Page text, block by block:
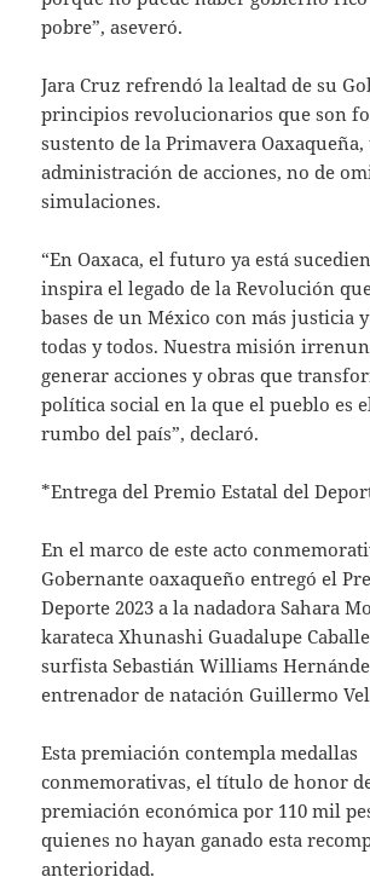
pobre”, aseveró.
Jara Cruz refrendó la lealtad de su
principios revolucionarios que son
sustento de la Primavera Oaxaqueña,
administración de acciones, no de
simulaciones.
“En Oaxaca, el futuro ya está
inspira el legado de la Revolución
bases de un México con más justicia
todas y todos. Nuestra misión
generar acciones y obras que
política social en la que el pueblo es
rumbo del país”, declaró.
*Entrega del Premio Estatal del
En el marco de este acto
Gobernante oaxaqueño entregó el
Deporte 2023 a la nadadora Sahara
karateca Xhunashi Guadalupe
surfista Sebastián Williams
entrenador de natación Guillermo
Esta premiación contempla medallas
conmemorativas, el título de honor
premiación económica por 110 mil
quienes no hayan ganado esta
anterioridad.